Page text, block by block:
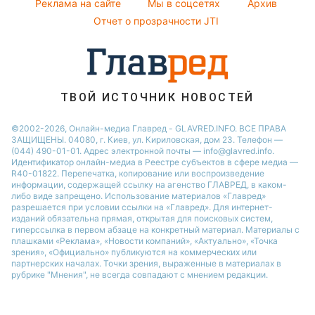
Кейт Миддлтон
Реклама на сайте
Мы в соцсетях
Архив
Отчет о прозрачности JTI
ТВОЙ ИСТОЧНИК НОВОСТЕЙ
©2002-2026, Онлайн-медиа Главред - GLAVRED.INFO. ВСЕ ПРАВА
ЗАЩИЩЕНЫ. 04080, г. Киев, ул. Кириловская, дом 23. Телефон —
(044) 490-01-01. Адрес электронной почты — info@glavred.info.
Идентификатор онлайн-медиа в Реестре cубъектов в сфере медиа —
R40-01822. Перепечатка, копирование или воспроизведение
информации, содержащей ссылку на агенство ГЛАВРЕД, в каком-
либо виде запрещено. Использование материалов «Главред»
разрешается при условии ссылки на «Главред». Для интернет-
изданий обязательна прямая, открытая для поисковых систем,
гиперссылка в первом абзаце на конкретный материал. Материалы с
плашками «Реклама», «Новости компаний», «Актуально», «Точка
зрения», «Официально» публикуются на коммерческих или
партнерских началах. Точки зрения, выраженные в материалах в
рубрике "Мнения", не всегда совпадают с мнением редакции.